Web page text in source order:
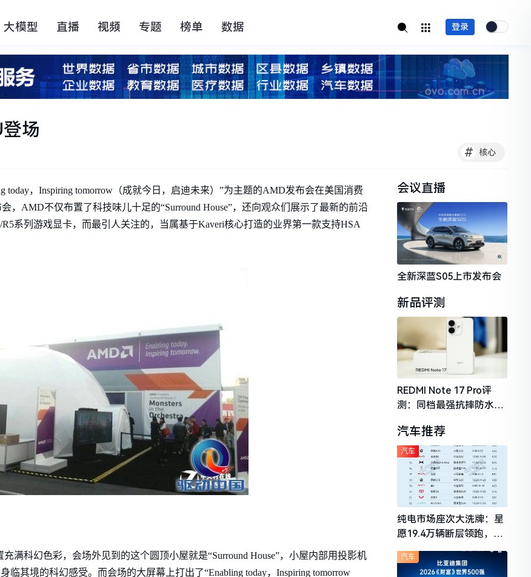
大模型 直播 视频 专题 榜单 数据 登录
场
# 核心
today，Inspiring tomorrow（成就今日，启迪未来）”为主题的AMD发布会在美国消费
，AMD不仅布置了科技味儿十足的“Surround House”，还向观众们展示了最新的前沿
系列游戏显卡，而最引人关注的，当属基于Kaveri核心打造的业界第一款支持HSA
满科幻色彩，会场外见到的这个圆顶小屋就是“Surround House”，小屋内部用投影机
其境的科幻感受。而会场的大屏幕上打出了“Enabling today，Inspiring tomorrow
会议直播
全新深蓝S05上市发布会
新品评测
REDMI Note 17 Pro评
测：同档最强抗摔防水，
守门员
汽车推荐
纯电市场座次大洗牌：星
愿19.4万辆断层领跑，理
想i6成最强黑马
汽车
汽车